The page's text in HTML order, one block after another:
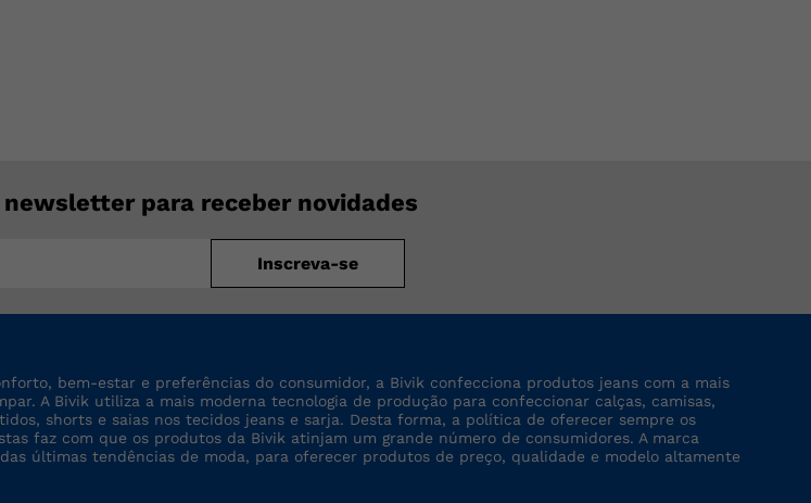
para receber novidades
Inscreva-se
bem-estar e preferências do consumidor, a Bivik confecciona produtos jeans com a mais
A Bivik utiliza a mais moderna tecnologia de produção para confeccionar calças, camisas,
shorts e saias nos tecidos jeans e sarja. Desta forma, a política de oferecer sempre os
faz com que os produtos da Bivik atinjam um grande número de consumidores. A marca
últimas tendências de moda, para oferecer produtos de preço, qualidade e modelo altamente